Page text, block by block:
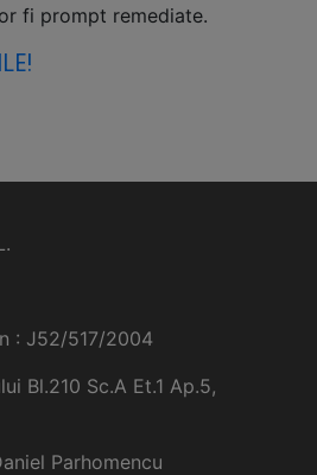
fi prompt remediate.
: J52/517/2004
Bl.210 Sc.A Et.1 Ap.5,
Parhomencu